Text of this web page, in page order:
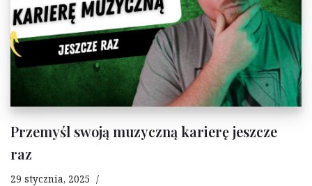
Przemyśl swoją muzyczną karierę jeszcze
raz
29 stycznia, 2025